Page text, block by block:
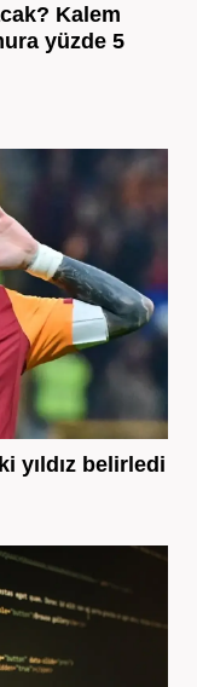
Kalem
yüzde 5
yıldız belirledi